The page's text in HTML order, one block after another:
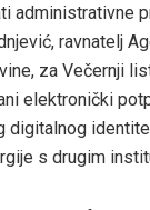
administrativne
ravnatelj
za Večernji
elektronički
digitalnog
s drugim